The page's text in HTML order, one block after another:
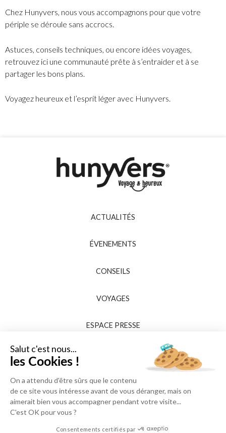
Chez Hunyvers, nous vous accompagnons pour que votre
périple se déroule sans accrocs.
Astuces, conseils techniques, ou encore idées voyages,
retrouvez ici une communauté prête à s’entraider et à se
partager les bons plans.
Voyagez heureux et l’esprit léger avec Hunyvers.
ACTUALITÉS
ÉVENEMENTS
CONSEILS
VOYAGES
ESPACE PRESSE
Salut c'est nous...
les Cookies !
On a attendu d'être sûrs que le contenu
de ce site vous intéresse avant de vous déranger, mais on
aimerait bien vous accompagner pendant votre visite...
C'est OK pour vous ?
Consentements certifiés par